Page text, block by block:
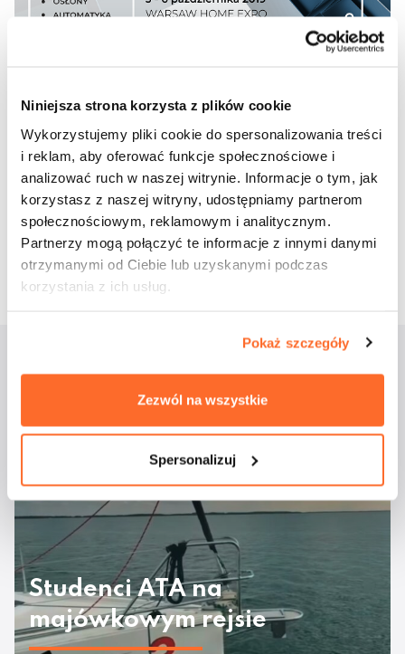
Niniejsza strona korzysta z plików cookie
Wykorzystujemy pliki cookie do spersonalizowania treści
i reklam, aby oferować funkcje społecznościowe i
analizować ruch w naszej witrynie. Informacje o tym, jak
korzystasz z naszej witryny, udostępniamy partnerom
społecznościowym, reklamowym i analitycznym.
Partnerzy mogą połączyć te informacje z innymi danymi
otrzymanymi od Ciebie lub uzyskanymi podczas
korzystania z ich usług.
Pokaż szczegóły
Zezwól na wszystkie
Spersonalizuj
Udostępnij wpis:
TwitterLinkedInPinterestEmail
22 sierpnia 2019
Aktualności
Studenci ATA na
majówkowym rejsie